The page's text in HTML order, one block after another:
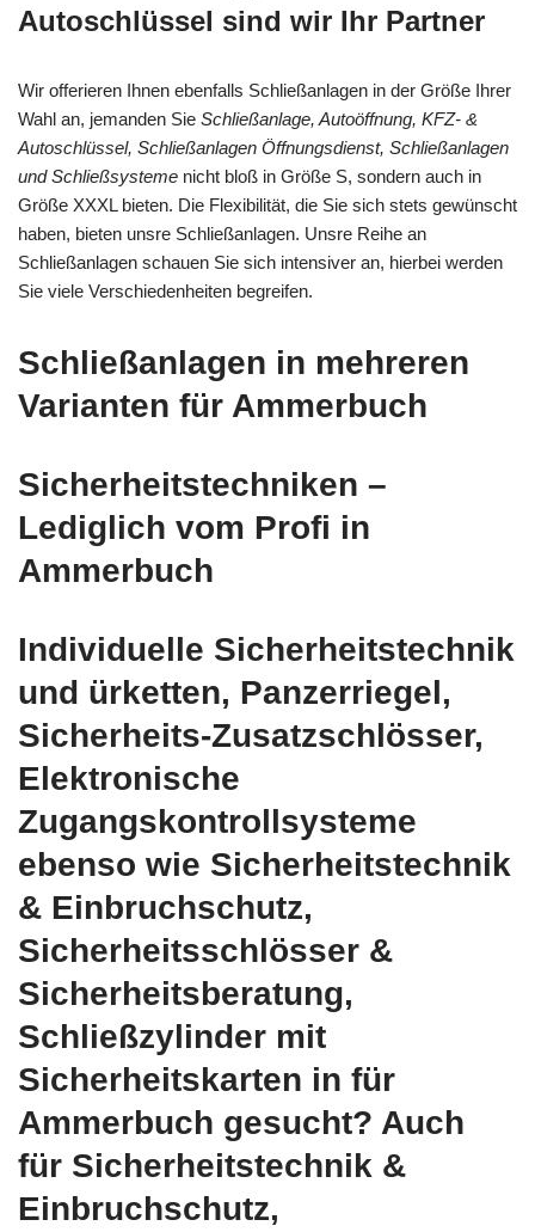
Autoschlüssel sind wir Ihr Partner
Wir offerieren Ihnen ebenfalls Schließanlagen in der Größe Ihrer
Wahl an, jemanden Sie Schließanlage, Autoöffnung, KFZ- &
Autoschlüssel, Schließanlagen Öffnungsdienst, Schließanlagen
und Schließsysteme nicht bloß in Größe S, sondern auch in
Größe XXXL bieten. Die Flexibilität, die Sie sich stets gewünscht
haben, bieten unsre Schließanlagen. Unsre Reihe an
Schließanlagen schauen Sie sich intensiver an, hierbei werden
Sie viele Verschiedenheiten begreifen.
Schließanlagen in mehreren
Varianten für Ammerbuch
Sicherheitstechniken –
Lediglich vom Profi in
Ammerbuch
Individuelle Sicherheitstechnik
und ürketten, Panzerriegel,
Sicherheits-Zusatzschlösser,
Elektronische
Zugangskontrollsysteme
ebenso wie Sicherheitstechnik
& Einbruchschutz,
Sicherheitsschlösser &
Sicherheitsberatung,
Schließzylinder mit
Sicherheitskarten in für
Ammerbuch gesucht? Auch
für Sicherheitstechnik &
Einbruchschutz,